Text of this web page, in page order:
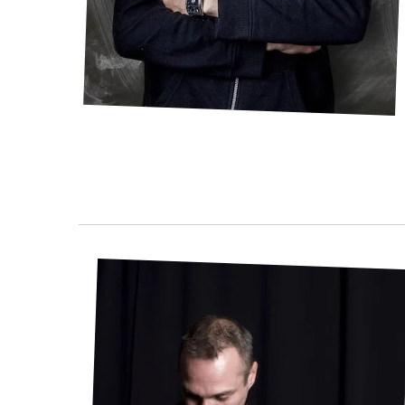
Choisir
Adopter
Régler
Libérez votre
Indiquez